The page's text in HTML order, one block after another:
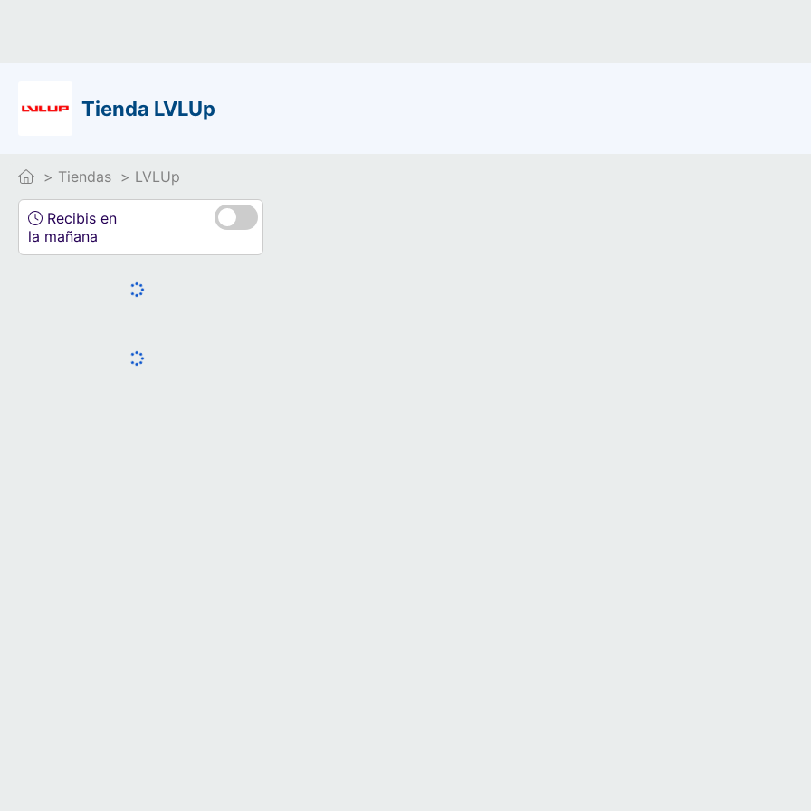
Tienda LVLUp
Tiendas LVLUp
Recibis en
la mañana